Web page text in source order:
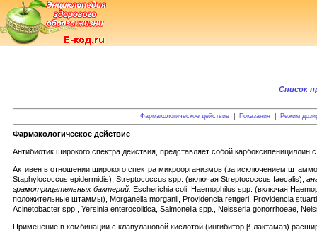
Список
Фармакологическое действие Показания Режим
Фармакологическое действие
Антибиотик широкого спектра действия, представляет собой
Активен в отношении широкого спектра микроорганизмов (за исключением
Staphylococcus epidermidis), Streptococcus spp. (включая Streptococcus faecalis);
грамотрицательных бактерий: Escherichia coli, Haemophilus spp. (включая
положительные штаммы), Morganella morganii, Providencia rettgeri, Providencia
Acinetobacter spp., Yersinia enterocolitica, Salmonella spp., Neisseria gonorrhoeae,
Применение в комбинации с клавулановой кислотой (ингибитор β-лактамаз)